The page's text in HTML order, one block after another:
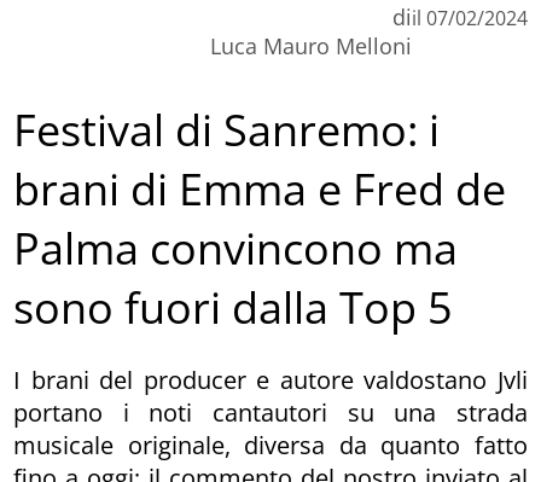
di
Luca Mauro Melloni
il 07/02/2024
Festival di Sanremo: i
brani di Emma e Fred de
Palma convincono ma
sono fuori dalla Top 5
I brani del producer e autore valdostano Jvli
portano i noti cantautori su una strada
musicale originale, diversa da quanto fatto